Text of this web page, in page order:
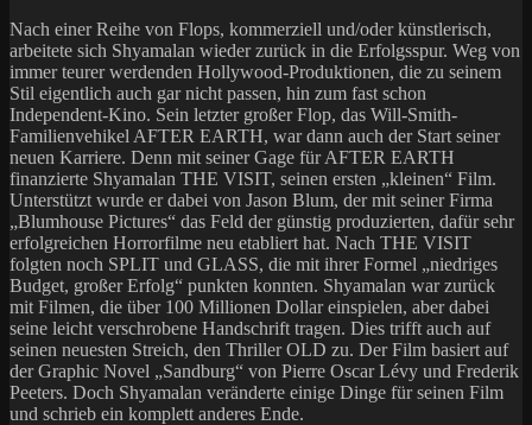
Nach einer Reihe von Flops, kommerziell und/oder künstlerisch,
arbeitete sich Shyamalan wieder zurück in die Erfolgsspur. Weg von
immer teurer werdenden Hollywood-Produktionen, die zu seinem
Stil eigentlich auch gar nicht passen, hin zum fast schon
Independent-Kino. Sein letzter großer Flop, das Will-Smith-
Familienvehikel AFTER EARTH, war dann auch der Start seiner
neuen Karriere. Denn mit seiner Gage für AFTER EARTH
finanzierte Shyamalan THE VISIT, seinen ersten „kleinen“ Film.
Unterstützt wurde er dabei von Jason Blum, der mit seiner Firma
„Blumhouse Pictures“ das Feld der günstig produzierten, dafür sehr
erfolgreichen Horrorfilme neu etabliert hat. Nach THE VISIT
folgten noch SPLIT und GLASS, die mit ihrer Formel „niedriges
Budget, großer Erfolg“ punkten konnten. Shyamalan war zurück
mit Filmen, die über 100 Millionen Dollar einspielen, aber dabei
seine leicht verschrobene Handschrift tragen. Dies trifft auch auf
seinen neuesten Streich, den Thriller OLD zu. Der Film basiert auf
der Graphic Novel „Sandburg“ von Pierre Oscar Lévy und Frederik
Peeters. Doch Shyamalan veränderte einige Dinge für seinen Film
und schrieb ein komplett anderes Ende.